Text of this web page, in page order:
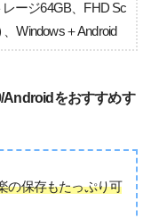
ージ64GB、FHD Sc
、Windows＋Android
Androidをおすすめす
の保存もたっぷり可